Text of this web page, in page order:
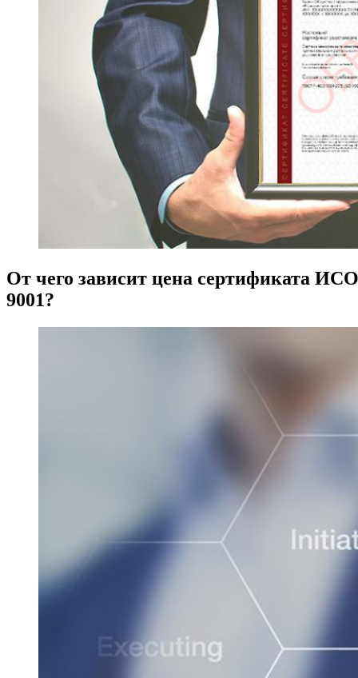
От чего зависит цена сертификата ИСО
9001?